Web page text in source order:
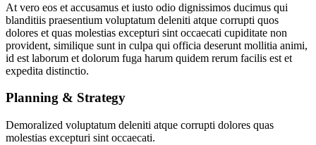
At vero eos et accusamus et iusto odio dignissimos ducimus qui
blanditiis praesentium voluptatum deleniti atque corrupti quos
dolores et quas molestias excepturi sint occaecati cupiditate non
provident, similique sunt in culpa qui officia deserunt mollitia animi,
id est laborum et dolorum fuga harum quidem rerum facilis est et
expedita distinctio.
Planning & Strategy
Demoralized voluptatum deleniti atque corrupti dolores quas
molestias excepturi sint occaecati.